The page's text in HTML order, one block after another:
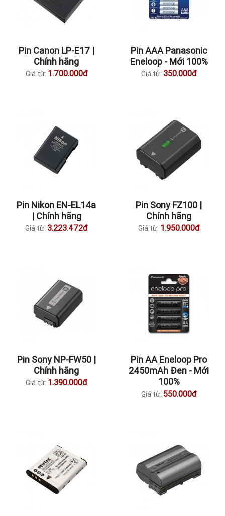
Pin Canon LP-E17 |
Chính hãng
Giá từ: 1.700.000đ
Pin AAA Panasonic
Eneloop - Mới 100%
Giá từ: 350.000đ
Pin Nikon EN-EL14a
| Chính hãng
Giá từ: 3.223.472đ
Pin Sony FZ100 |
Chính hãng
Giá từ: 1.950.000đ
Pin Sony NP-FW50 |
Chính hãng
Giá từ: 1.390.000đ
Pin AA Eneloop Pro
2450mAh Đen - Mới
100%
Giá từ: 550.000đ